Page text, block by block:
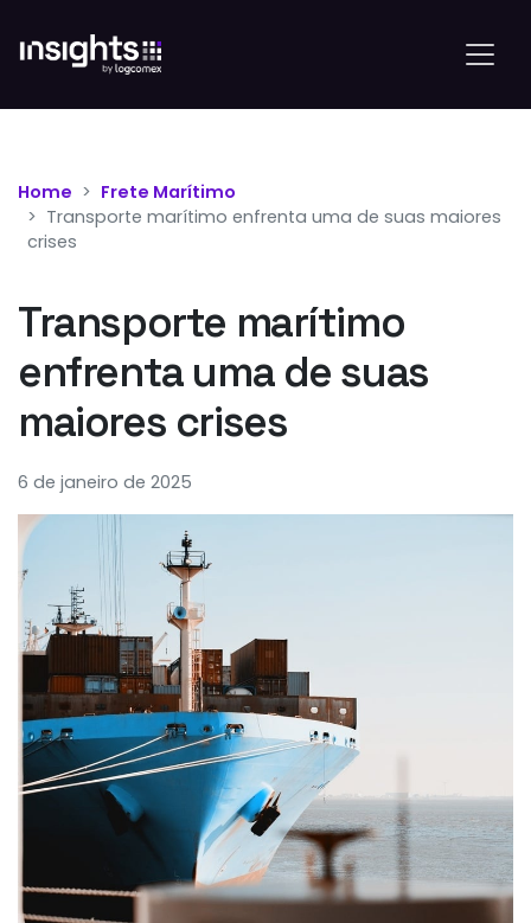
Home
Frete Marítimo
Transporte marítimo enfrenta uma de suas maiores
crises
Transporte marítimo
enfrenta uma de suas
maiores crises
6 de janeiro de 2025